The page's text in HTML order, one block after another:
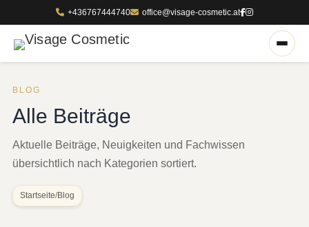
+436767444740 office@visage-cosmetic.at
BLOG
Alle Beiträge
Aktuelle Beiträge, Neuigkeiten und Fachwissen
übersichtlich nach Kategorien sortiert.
Startseite/Blog